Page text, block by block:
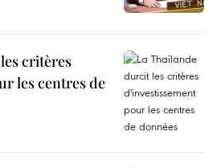
critères
les centres de